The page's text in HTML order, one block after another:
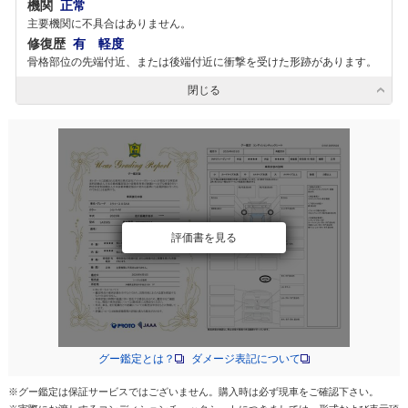
機関 正常
主要機関に不具合はありません。
修復歴 有 軽度
骨格部位の先端付近、または後端付近に衝撃を受けた形跡があります。
閉じる
評価書を見る
グー鑑定とは？ ダメージ表記について
※グー鑑定は保証サービスではございません。購入時は必ず現車をご確認下さい。